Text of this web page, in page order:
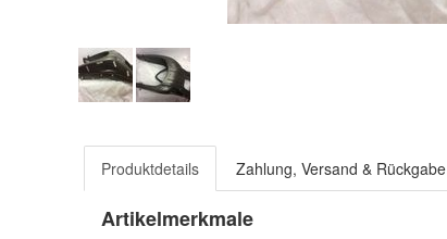
Produktdetails Zahlung, Versand & Rückgabe
Artikelmerkmale